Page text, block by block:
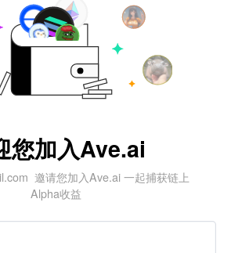
您加入Ave.ai
邀请您加入Ave.ai 一起捕获链上
Alpha收益